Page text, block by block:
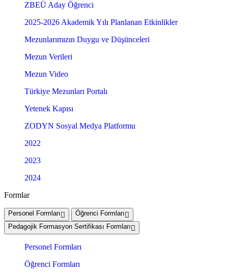
ZBEÜ Aday Öğrenci
2025-2026 Akademik Yılı Planlanan Etkinlikler
Mezunlarımızın Duygu ve Düşünceleri
Mezun Verileri
Mezun Video
Türkiye Mezunları Portalı
Yetenek Kapısı
ZODYN Sosyal Medya Platformu
2022
2023
2024
Formlar
Personel Formları
Öğrenci Formları
Pedagojik Formasyon Sertifikası Formları
Personel Formları
Öğrenci Formları